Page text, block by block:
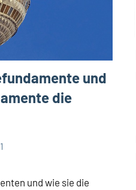
und
die
und wie sie die